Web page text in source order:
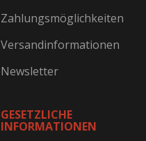
Zahlungsmöglichkeiten
Versandinformationen
Newsletter
GESETZLICHE
INFORMATIONEN